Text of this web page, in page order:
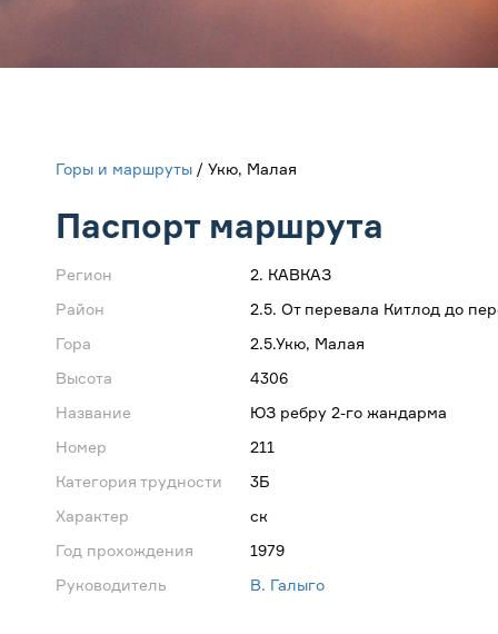
Горы и маршруты / Укю, Малая
Паспорт маршрута
Регион
2. КАВКАЗ
Район
2.5. От перевала Китлод до
Гора
2.5.Укю, Малая
Высота
4306
Название
ЮЗ ребру 2-го жандарма
Номер
211
Категория трудности
3Б
Характер
ск
Год прохождения
1979
Руководитель
В. Галыго